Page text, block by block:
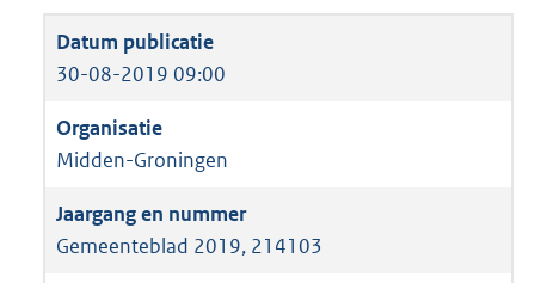
30-08-2019 09:00
Midden-Groningen
Gemeenteblad 2019, 214103